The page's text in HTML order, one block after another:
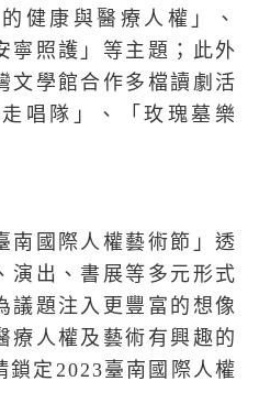
健康與醫療人權」、
寧照護」等主題；此外
文學館合作多檔讀劇活
唱隊」、「玫瑰墓樂
國際人權藝術節」 透
演出、書展等多元形式
議題注入更豐富的想像
療人權及藝術有興趣的
鎖定 2023臺南國際人權